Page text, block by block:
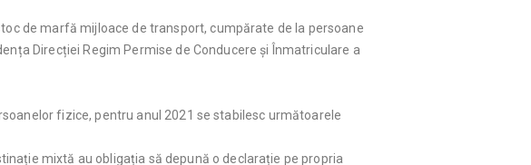
de marfă mijloace de transport, cumpărate de la persoane
Direcției Regim Permise de Conducere și Înmatriculare a
fizice, pentru anul 2021 se stabilesc următoarele
mixtă au obligația să depună o declarație pe propria